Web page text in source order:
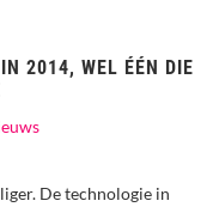
2014, WEL ÉÉN DIE
De technologie in